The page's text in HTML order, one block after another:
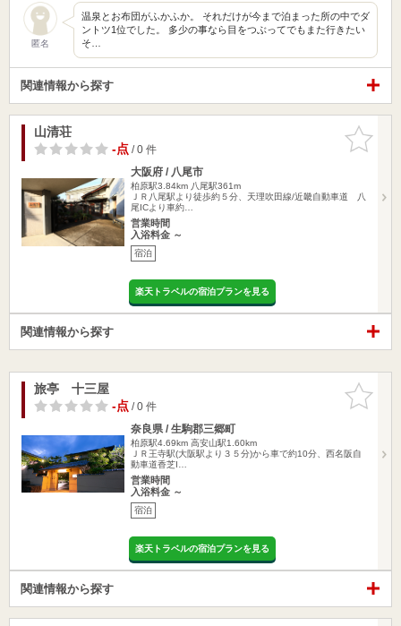
匿名
温泉とお布団がふかふか。 それだけが今まで泊まった所の中でダ
ントツ1位でした。 多少の事なら目をつぶってでもまた行きたい
そ…
関連情報から探す
お気に入
りに追加
山清荘
-点/ 0 件
大阪府 / 八尾市
柏原駅3.84km 八尾駅361m
ＪＲ八尾駅より徒歩約５分、天理吹田線/近畿自動車道 八
尾ICより車約…
営業時間
入浴料金 ～
宿泊
楽天トラベルの宿泊プランを見る
関連情報から探す
お気に入
りに追加
旅亭 十三屋
-点/ 0 件
奈良県 / 生駒郡三郷町
柏原駅4.69km 高安山駅1.60km
ＪＲ王寺駅(大阪駅より３５分)から車で約10分、西名阪自
動車道香芝I…
営業時間
入浴料金 ～
宿泊
楽天トラベルの宿泊プランを見る
関連情報から探す